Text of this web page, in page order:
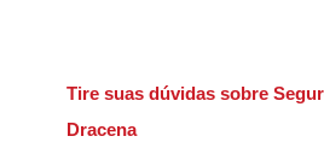
Tire suas dúvidas sobre
Dracena